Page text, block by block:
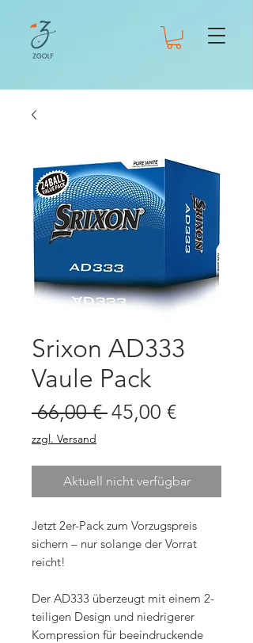
Srixon AD333
Vaule Pack
66,00 € Standardpreis
45,00 €Sale-
zzgl. Versand
Aktuell nicht verfügbar
Jetzt 2er-Pack zum Vorzugspreis
sichern – nur solange der Vorrat
reicht!
Der AD333 überzeugt mit einem 2-
teiligen Design und niedrigerer
Kompression für beeindruckende